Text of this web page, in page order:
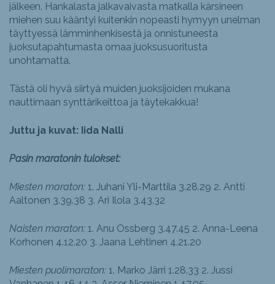
jälkeen. Hankalasta jalkavaivasta matkalla kärsineen
miehen suu kääntyi kuitenkin nopeasti hymyyn unelman
täyttyessä lämminhenkisestä ja onnistuneesta
juoksutapahtumasta omaa juoksusuoritusta
unohtamatta.
Tästä oli hyvä siirtyä muiden juoksijoiden mukana
nauttimaan synttärikeittoa ja täytekakkua!
Juttu ja kuvat: Iida Nalli
Pasin maratonin tulokset:
Miesten maraton: 1. Juhani Yli-Marttila 3.28.29 2. Antti
Aaltonen 3.39.38 3. Ari Ilola 3.43.32
Naisten maraton: 1. Anu Ossberg 3.47.45 2. Anna-Leena
Korhonen 4.12.20 3. Jaana Lehtinen 4.21.20
Miesten puolimaraton: 1. Marko Järri 1.28.33 2. Jussi